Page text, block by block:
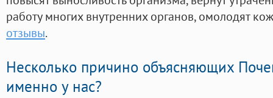
работу многих внутренних органов, омолодят
отзывы.
Несколько причино объясняющих
именно у нас?